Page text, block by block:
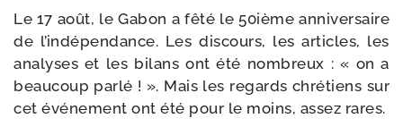
Le 17 août, le Gabon a fêté le 50ième anni­ver­saire
de l’indépendance. Les dis­cours, les articles, les
ana­lyses et les bilans ont été nom­breux : « on a
beau­coup par­lé ! ». Mais les regards chré­tiens sur
cet évé­ne­ment ont été pour le moins, assez rares.